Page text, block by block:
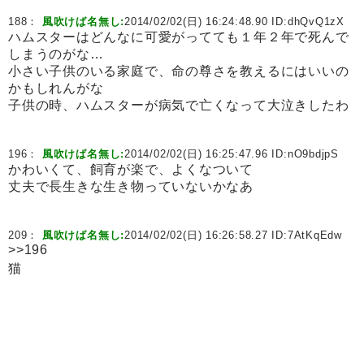
188： 風吹けば名無し:2014/02/02(日) 16:24:48.90 ID:dhQvQ1zX
ハムスターはどんなに可愛がってても１年２年で死んで
しまうのがな…
小さい子供のいる家庭で、命の尊さを教えるにはいいの
かもしれんがな
子供の時、ハムスターが病気で亡くなって大泣きしたわ
196： 風吹けば名無し:2014/02/02(日) 16:25:47.96 ID:nO9bdjpS
かわいくて、飼育が楽で、よくなついて
丈夫で長生きな生き物っていないかなあ
209： 風吹けば名無し:2014/02/02(日) 16:26:58.27 ID:7AtKqEdw
>>196
猫